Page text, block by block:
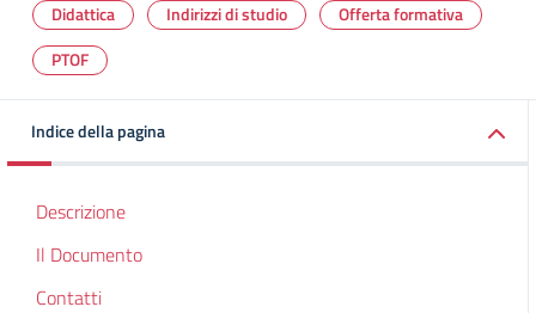
Didattica Indirizzi di studio
Offerta formativa
PTOF
Indice della pagina
Descrizione
Il Documento
Contatti